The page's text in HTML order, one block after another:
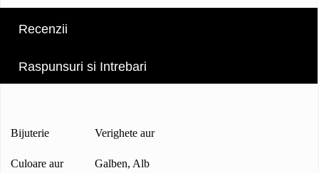
Recenzii
Raspunsuri si Intrebari
Bijuterie Verighete aur
Culoare aur Galben, Alb